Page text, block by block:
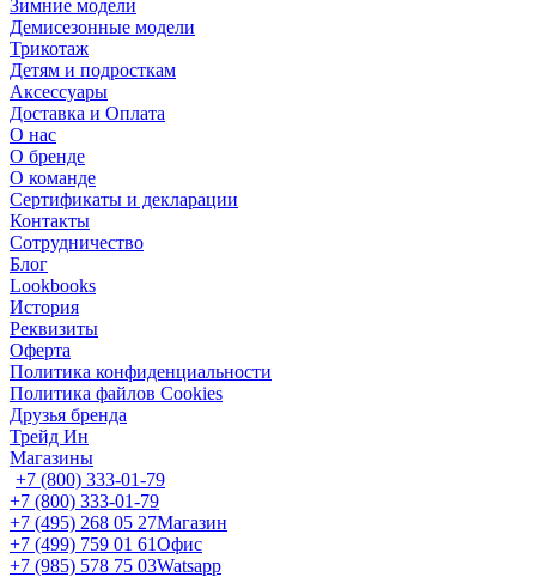
Зимние модели
Демисезонные модели
Трикотаж
Детям и подросткам
Аксессуары
Доставка и Оплата
О нас
О бренде
О команде
Сертификаты и декларации
Контакты
Сотрудничество
Блог
Lookbooks
История
Реквизиты
Оферта
Политика конфиденциальности
Политика файлов Cookies
Друзья бренда
Трейд Ин
Магазины
+7 (800) 333-01-79
+7 (800) 333-01-79
+7 (495) 268 05 27Магазин
+7 (499) 759 01 61Офис
+7 (985) 578 75 03Watsapp